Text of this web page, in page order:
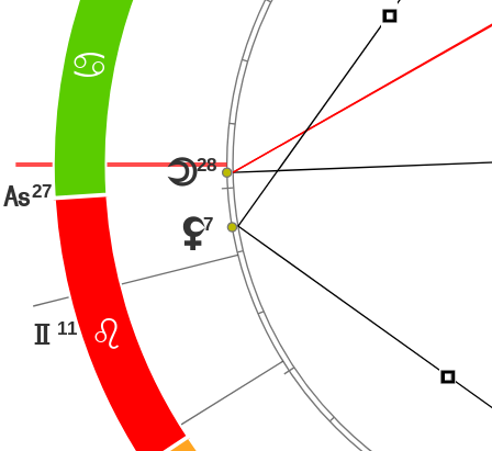
>
?
27
G
11
H
o28
z7
Í
Í